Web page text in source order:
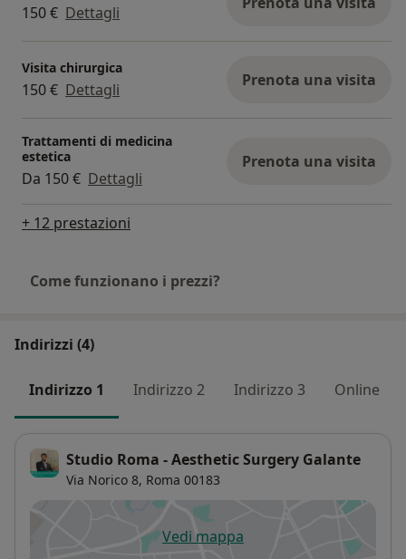
150 € Dettagli
Visita chirurgica
150 € Dettagli Prenota una visita
Trattamenti di medicina
estetica
Da 150 € Dettagli
Prenota una visita
+ 12 prestazioni
Come funzionano i prezzi?
Indirizzi (4)
Indirizzo 1 Indirizzo 2 Indirizzo 3 Online
Studio Roma - Aesthetic Surgery Galante
Via Norico 8, Roma 00183
Vedi mappasi apre in una nuova scheda